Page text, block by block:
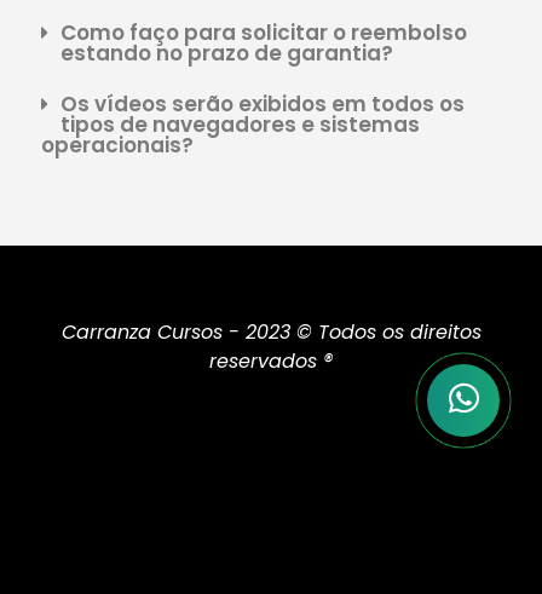
Como faço para solicitar o reembolso
estando no prazo de garantia?
Os vídeos serão exibidos em todos os
tipos de navegadores e sistemas
operacionais?
Carranza Cursos - 2023 © Todos os direitos
reservados ®